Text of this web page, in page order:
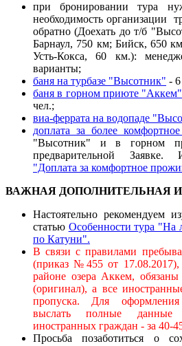
при бронировании тура
необходимость организации
обратно (Доехать до т/б
Барнаул, 750 км; Бийск, 650
Усть-Кокса, 60 км.):
варианты;
баня на турбазе "Высотник" -
баня в горном приюте "Аккем"
чел.;
виа-феррата на водопаде
доплата за более
"Высотник" и в горном
предварительной
"Доплата за комфортное
ВАЖНАЯ ДОПОЛНИТЕЛЬНАЯ
Настоятельно рекомендуем
статью Особенности тура "На
по Катуни".
В связи с правилами
(приказ №455 от 17.08.2017),
районе озера Аккем,
(оригинал), а все
пропуска. Для
выслать полные
иностранных граждан - за 40-
Просьба позаботиться о